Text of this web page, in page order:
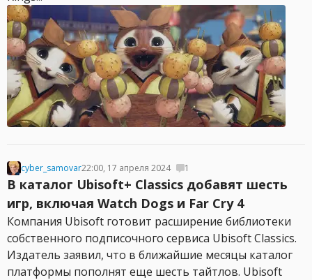
cyber_samovar22:00, 17 апреля 2024 1
В каталог Ubisoft+ Classics добавят шесть
игр, включая Watch Dogs и Far Cry 4
Компания Ubisoft готовит расширение библиотеки
собственного подписочного сервиса Ubisoft Classics.
Издатель заявил, что в ближайшие месяцы каталог
платформы пополнят еще шесть тайтлов. Ubisoft